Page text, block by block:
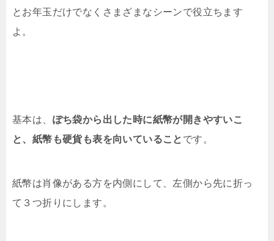
とお年玉だけでなくさまざまなシーンで役立ちます
よ。
基本は、 ぽち袋から出した時に紙幣が開きやすいこ
と、紙幣も硬貨も表を向いていること です。
紙幣は肖像がある方を内側にして、左側から先に折っ
て３つ折りにします。